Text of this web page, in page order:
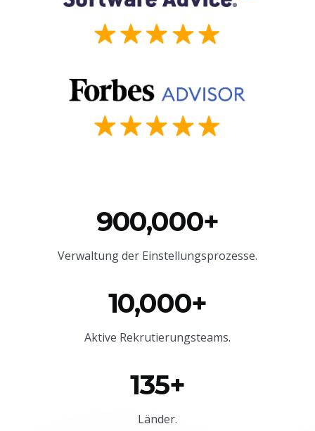
900,000+
Verwaltung der Einstellungsprozesse.
10,000+
Aktive Rekrutierungsteams.
135+
Länder.